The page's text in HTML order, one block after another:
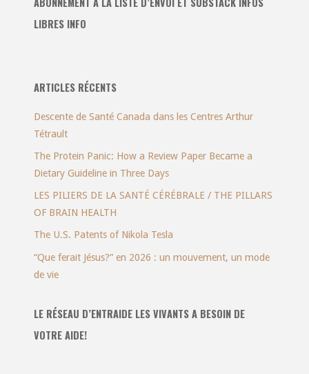
LIBRES INFO
ARTICLES RÉCENTS
Descente de Santé Canada dans les Centres Arthur
Tétrault
The Protein Panic: How a Review Paper Became a
Dietary Guideline in Three Days
LES PILIERS DE LA SANTÉ CÉRÉBRALE / THE PILLARS
OF BRAIN HEALTH
The U.S. Patents of Nikola Tesla
“Que ferait Jésus?” en 2026 : un mouvement, un mode
de vie
LE RÉSEAU D’ENTRAIDE LES VIVANTS A BESOIN DE
VOTRE AIDE!